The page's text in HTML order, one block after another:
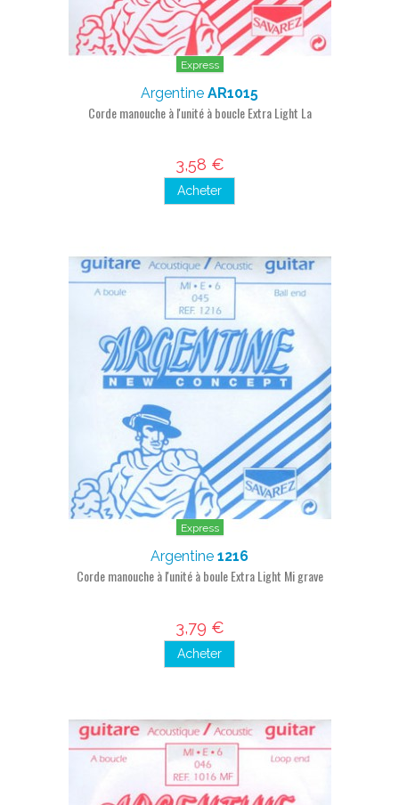
Express
Argentine AR1015
Corde manouche à l'unité à boucle Extra Light La
3,58 €
Acheter
Express
Argentine 1216
Corde manouche à l'unité à boule Extra Light Mi grave
3,79 €
Acheter